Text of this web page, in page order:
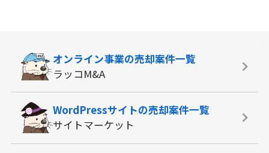
オンライン事業の売却案件一覧
ラッコM&A
WordPressサイトの売却案件一覧
サイトマーケット